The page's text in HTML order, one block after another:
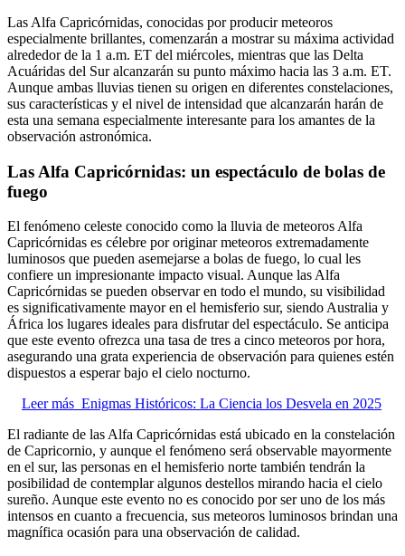
Las Alfa Capricórnidas, conocidas por producir meteoros
especialmente brillantes, comenzarán a mostrar su máxima actividad
alrededor de la 1 a.m. ET del miércoles, mientras que las Delta
Acuáridas del Sur alcanzarán su punto máximo hacia las 3 a.m. ET.
Aunque ambas lluvias tienen su origen en diferentes constelaciones,
sus características y el nivel de intensidad que alcanzarán harán de
esta una semana especialmente interesante para los amantes de la
observación astronómica.
Las Alfa Capricórnidas: un espectáculo de bolas de
fuego
El fenómeno celeste conocido como la lluvia de meteoros Alfa
Capricórnidas es célebre por originar meteoros extremadamente
luminosos que pueden asemejarse a bolas de fuego, lo cual les
confiere un impresionante impacto visual. Aunque las Alfa
Capricórnidas se pueden observar en todo el mundo, su visibilidad
es significativamente mayor en el hemisferio sur, siendo Australia y
África los lugares ideales para disfrutar del espectáculo. Se anticipa
que este evento ofrezca una tasa de tres a cinco meteoros por hora,
asegurando una grata experiencia de observación para quienes estén
dispuestos a esperar bajo el cielo nocturno.
Leer más Enigmas Históricos: La Ciencia los Desvela en 2025
El radiante de las Alfa Capricórnidas está ubicado en la constelación
de Capricornio, y aunque el fenómeno será observable mayormente
en el sur, las personas en el hemisferio norte también tendrán la
posibilidad de contemplar algunos destellos mirando hacia el cielo
sureño. Aunque este evento no es conocido por ser uno de los más
intensos en cuanto a frecuencia, sus meteoros luminosos brindan una
magnífica ocasión para una observación de calidad.